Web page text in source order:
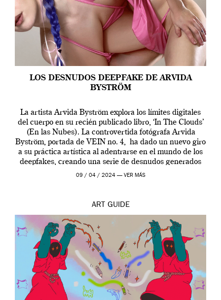
LOS DESNUDOS DEEPFAKE DE ARVIDA
BYSTRÖM
La artista Arvida Byström explora los límites digitales
del cuerpo en su recién publicado libro, ‘In The Clouds’
(En las Nubes). La controvertida fotógrafa Arvida
Byström, portada de VEIN no. 4, ha dado un nuevo giro
a su práctica artística al adentrarse en el mundo de los
deepfakes, creando una serie de desnudos generados
por […]
09 / 04 / 2024 — VER MÁS
ART GUIDE